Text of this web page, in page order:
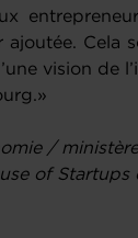
Cela
vision de
/
of Startups